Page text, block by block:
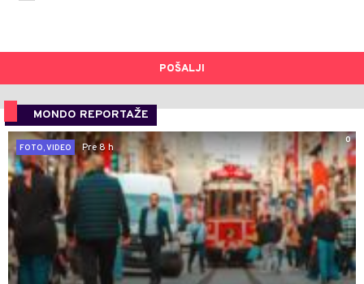
POŠALJI
MONDO REPORTAŽE
0
FOTO, VIDEO
Pre 8 h